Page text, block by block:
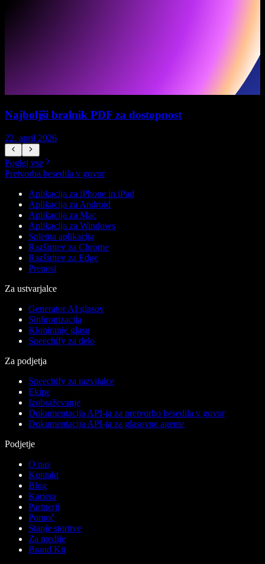
Najboljši bralnik PDF za dostopnost
22. april 2026
Poglej vse
Pretvorba besedila v govor
Aplikacija za iPhone in iPad
Aplikacija za Android
Aplikacija za Mac
Aplikacija za Windows
Spletna aplikacija
Razširitev za Chrome
Razširitev za Edge
Prenosi
Za ustvarjalce
Generator AI glasov
Sinhronizacija
Kloniranje glasu
Speechify za delo
Za podjetja
Speechify za razvijalce
Ekipe
Izobraževanje
Dokumentacija API-ja za pretvorbo besedila v govor
Dokumentacija API-ja za glasovne agente
Podjetje
O nas
Kontakt
Blog
Kariera
Partnerji
Pomoč
Stanje storitve
Za medije
Brand Kit